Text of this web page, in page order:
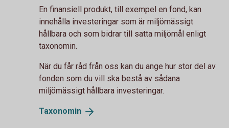
En finansiell produkt, till exempel en fond, kan
innehålla investeringar som är miljömässigt
hållbara och som bidrar till satta miljömål enligt
taxonomin.
När du får råd från oss kan du ange hur stor del av
fonden som du vill ska bestå av sådana
miljömässigt hållbara investeringar.
Taxonomin